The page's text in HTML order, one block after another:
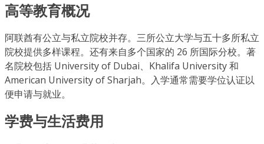
高等教育概况
阿联酋有公立与私立院校并存。三所公立大学与五十多所私立
院校提供多样课程。还有来自多个国家的 26 所国际分校。著
名院校包括 University of Dubai、Khalifa University 和
American University of Sharjah。入学通常需要学位认证以
便申请与就业。
学费与生活费用